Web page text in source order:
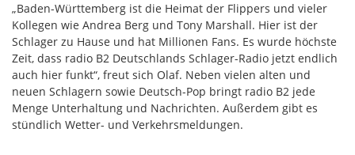
„Baden-Württemberg ist die Heimat der Flippers und vieler
Kollegen wie Andrea Berg und Tony Marshall. Hier ist der
Schlager zu Hause und hat Millionen Fans. Es wurde höchste
Zeit, dass radio B2 Deutschlands Schlager-Radio jetzt endlich
auch hier funkt“, freut sich Olaf. Neben vielen alten und
neuen Schlagern sowie Deutsch-Pop bringt radio B2 jede
Menge Unterhaltung und Nachrichten. Außerdem gibt es
stündlich Wetter- und Verkehrsmeldungen.